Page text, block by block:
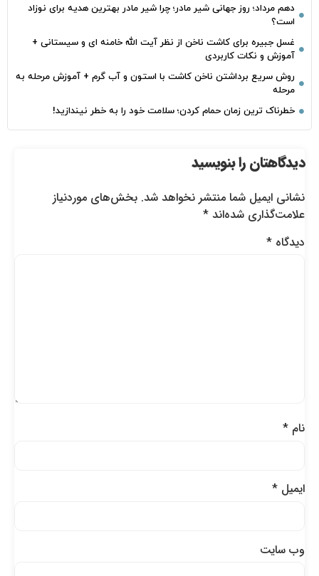
دهم مرداد؛ روز جهانی شیر مادر؛ چرا شیر مادر بهترین هدیه برای نوزاد
است؟
غسل جبیره برای کاشت ناخن از نظر آیت الله خامنه ای و سیستانی +
آموزش و نکات کاربردی
روش سریع برداشتن ناخن کاشت با استون و آب گرم + آموزش مرحله به
مرحله
خطرناک‌ ترین زمان‌ حمام کردن؛ سلامت خود را به خطر نیندازید!
دیدگاهتان را بنویسید
نشانی ایمیل شما منتشر نخواهد شد. بخش‌های موردنیاز
علامت‌گذاری شده‌اند*
دیدگاه*
نام*
ایمیل*
وب‌ سایت